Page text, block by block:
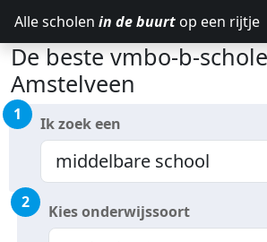
Alle scholen in de buurt op een rijtje
De beste vmbo-b-
Amstelveen
1 Ik zoek een
2 Kies onderwijssoort